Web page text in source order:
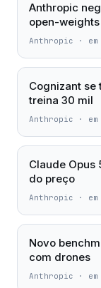
Anthropic
open-weights
Anthropic ·
Cognizant se
treina 30 mil
Anthropic ·
Claude Opus
do preço
Anthropic ·
Novo
com drones
Anthropic ·